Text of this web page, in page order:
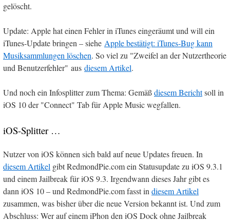
gelöscht.
Update: Apple hat einen Fehler in iTunes eingeräumt und will ein
iTunes-Update bringen – siehe Apple bestätigt: iTunes-Bug kann
Musiksammlungen löschen. So viel zu "Zweifel an der Nutzertheorie
und Benutzerfehler" aus diesem Artikel.
Und noch ein Infosplitter zum Thema: Gemäßdiesem Berichtsoll in
iOS 10 der "Connect" Tab für Apple Music wegfallen.
iOS-Splitter …
Nutzer von iOS können sich bald auf neue Updates freuen. In
diesem Artikel gibt RedmondPie.com ein Statusupdate zu iOS 9.3.1
und einem Jailbreak für iOS 9.3. Irgendwann dieses Jahr gibt es
dann iOS 10 – und RedmondPie.com fasst indiesem Artikel
zusammen, was bisher über die neue Version bekannt ist. Und zum
Abschluss: Wer auf einem iPhon den iOS Dock ohne Jailbreak